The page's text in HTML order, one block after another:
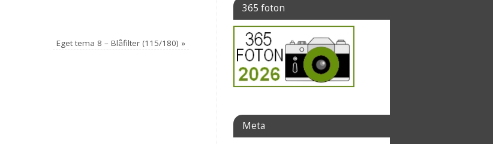
Eget tema 8 – Blåfilter (115/180) »
365 foton
Meta